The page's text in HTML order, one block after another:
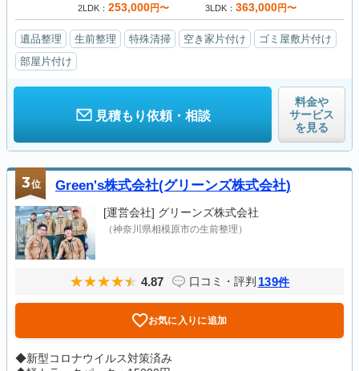
2LDK 253,000円〜 3LDK 363,000円〜
遺品整理 生前整理 特殊清掃 空き家片付け
ゴミ屋敷片付け
部屋片付け
見積もり依頼・相談
料金や
サービス
を見る
3位 Green's株式会社(グリーンズ株式会社)
[運営会社] グリーンズ株式会社
（神奈川県相模原市の生前整理）
4.87 口コミ・評判 139件
お気に入りに追加
◆新型コロナウイルス対策済み